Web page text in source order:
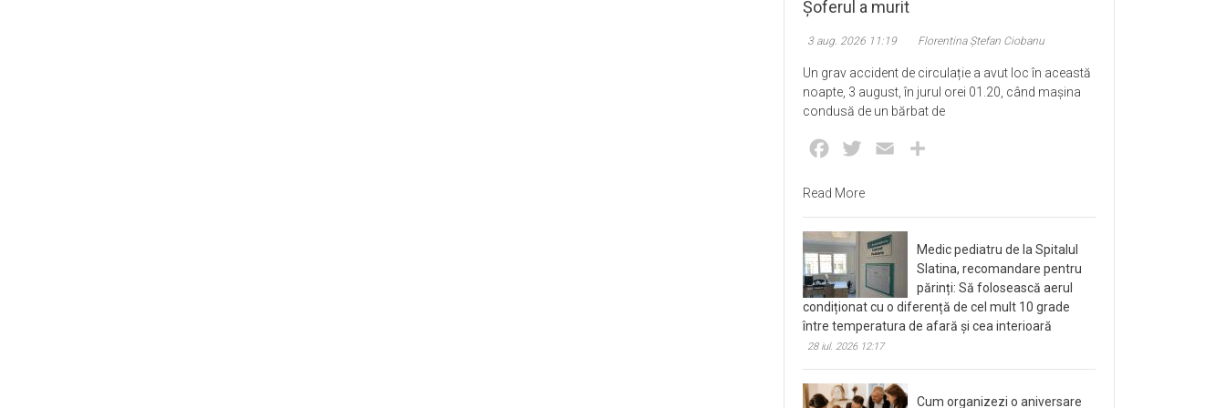
Șoferul a murit
3 aug. 2026 11:19 Florentina Ștefan Ciobanu
Un grav accident de circulație a avut loc în această
noapte, 3 august, în jurul orei 01.20, când mașina
condusă de un bărbat de
Facebook
Twitter Email
Read More
Medic pediatru de la Spitalul
Slatina, recomandare pentru
părinți: Să folosească aerul
condiționat cu o diferență de cel mult 10 grade
între temperatura de afară și cea interioară
28 iul. 2026 12:17
Cum organizezi o aniversare